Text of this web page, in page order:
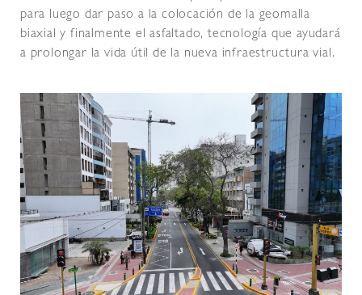
para luego dar paso a la colocación de la geomalla
biaxial y finalmente el asfaltado, tecnología que ayudará
a prolongar la vida útil de la nueva infraestructura vial.